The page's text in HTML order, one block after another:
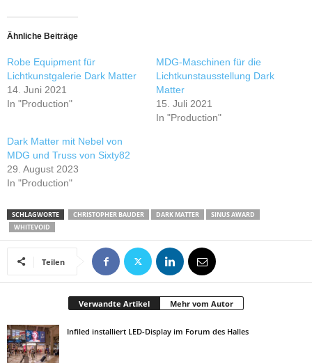
Ähnliche Beiträge
Robe Equipment für
Lichtkunstgalerie Dark Matter
14. Juni 2021
In "Production"
MDG-Maschinen für die
Lichtkunstausstellung Dark
Matter
15. Juli 2021
In "Production"
Dark Matter mit Nebel von
MDG und Truss von Sixty82
29. August 2023
In "Production"
SCHLAGWORTE CHRISTOPHER BAUDER DARK MATTER
SINUS AWARD
WHITEVOID
Teilen
Verwandte Artikel Mehr vom Autor
Infiled installiert LED-Display im Forum des Halles